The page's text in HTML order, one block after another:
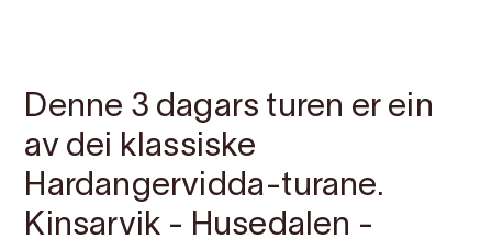
Denne 3 dagars turen er ein
av dei klassiske
Hardangervidda-turane.
Kinsarvik - Husedalen -